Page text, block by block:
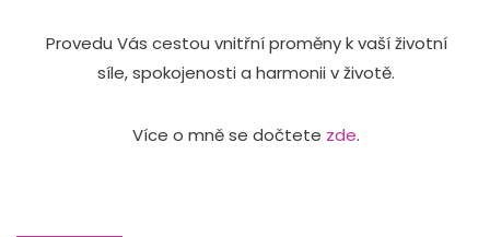
Provedu Vás cestou vnitřní proměny k vaší životní
síle, spokojenosti a harmonii v životě.
Více o mně se dočtete zde.